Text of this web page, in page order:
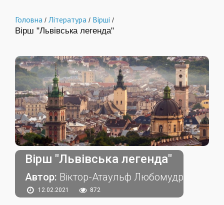
Головна / Література / Вірші /
Вірш "Львівська легенда"
Вірш "Львівська легенда"
Автор: Віктор-Атаульф Любомудр
12.02.2021 872